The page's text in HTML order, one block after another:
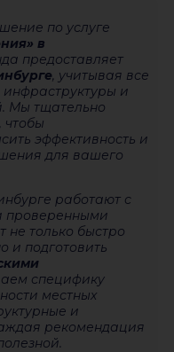
по услуге
в
предоставляет
, учитывая все
инфраструктуры и
Мы тщательно
эффективность и
для вашего
работают с
проверенными
не только быстро
и подготовить
специфику
местных
и
рекомендация